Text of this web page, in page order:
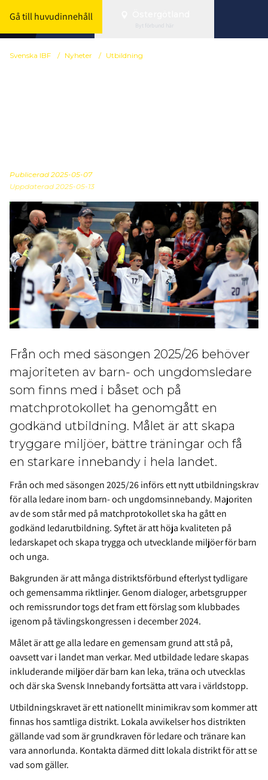
Gå till huvudinnehåll
Byt förbund här
Svenska IBF / Nyheter / Utbildning
Publicerad 2025-05-07
Uppdaterad 2025-05-13
Från och med säsongen 2025/26 behöver
majoriteten av barn- och ungdomsledare
som finns med i båset och på
matchprotokollet ha genomgått en
godkänd utbildning. Målet är att skapa
tryggare miljöer, bättre träningar och få
en starkare innebandy i hela landet.
Från och med säsongen 2025/26 införs ett nytt utbildningskrav
för alla ledare inom barn- och ungdomsinnebandy. Majoriten
av de som står med på matchprotokollet ska ha gått en
godkänd ledarutbildning. Syftet är att höja kvaliteten på
ledarskapet och skapa trygga och utvecklande miljöer för barn
och unga.
Bakgrunden är att många distriktsförbund efterlyst tydligare
och gemensamma riktlinjer. Genom dialoger, arbetsgrupper
och remissrundor togs det fram ett förslag som klubbades
igenom på tävlingskongressen i december 2024.
Målet är att ge alla ledare en gemensam grund att stå på,
oavsett var i landet man verkar. Med utbildade ledare skapas
inkluderande miljöer där barn kan leka, träna och utvecklas
och där ska Svensk Innebandy fortsätta att vara i världstopp.
Utbildningskravet är ett nationellt minimikrav som kommer att
finnas hos samtliga distrikt. Lokala avvikelser hos distrikten
gällande vad som är grundkraven för ledare och tränare kan
vara annorlunda. Kontakta därmed ditt lokala distrikt för att se
vad som gäller.